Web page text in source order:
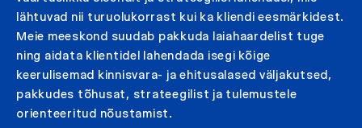
lähtuvad nii turuolukorrast kui ka kliendi eesmärkidest.
Meie meeskond suudab pakkuda laiahaardelist tuge
ning aidata klientidel lahendada isegi kõige
keerulisemad kinnisvara- ja ehitusalased väljakutsed,
pakkudes tõhusat, strateegilist ja tulemustele
orienteeritud nõustamist.